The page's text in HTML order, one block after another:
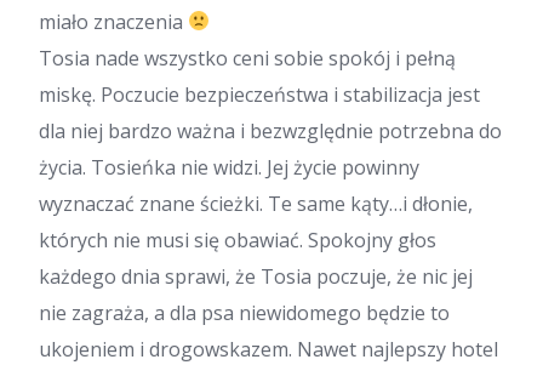
miało znaczenia
Tosia nade wszystko ceni sobie spokój i pełną
miskę. Poczucie bezpieczeństwa i stabilizacja jest
dla niej bardzo ważna i bezwzględnie potrzebna do
życia. Tosieńka nie widzi. Jej życie powinny
wyznaczać znane ścieżki. Te same kąty…i dłonie,
których nie musi się obawiać. Spokojny głos
każdego dnia sprawi, że Tosia poczuje, że nic jej
nie zagraża, a dla psa niewidomego będzie to
ukojeniem i drogowskazem. Nawet najlepszy hotel